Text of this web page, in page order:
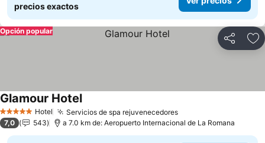
precios exactos
Compartir
Opción popular
5 Estrellas Hotel Servicios de spa rejuvenecedores
Glamour Hotel
7,0 543 a 7.0 km de: Aeropuerto Internacional de La Romana